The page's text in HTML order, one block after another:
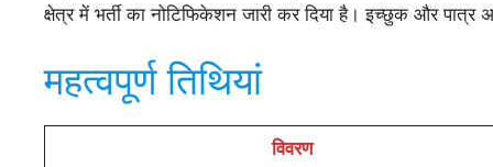
क्षेत्र में भर्ती का नोटिफिकेशन जारी कर दिया है। इच्छुक और
महत्वपूर्ण तिथियां
विवरण